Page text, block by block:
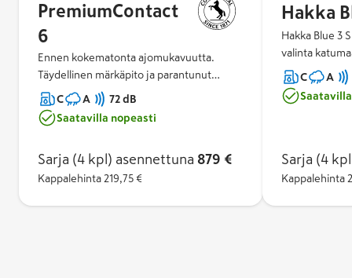
PremiumContact
6
Ennen kokematonta ajomukavuutta.
Täydellinen märkäpito ja parantunut
polttoainetaloudellisuus Safety Silica
kumiseoksella. Urheilullista suorituskykyä
joka ajoneuvoon.
C A
72 dB
Saatavilla nopeasti
Sarja (4 kpl) asennettuna 879 €
Kappalehinta 219,75 €
Hakka
Hakka Blue 3
valinta
Tällä vakaalla
moottoriteillä.
kestävyyttä,
helppoa ja
C
A
Sarja (4
Kappalehinta